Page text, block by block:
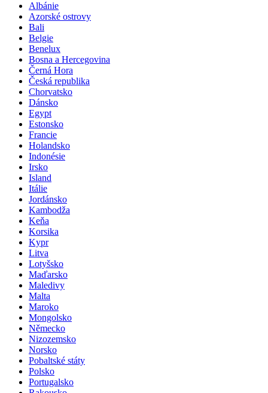
Albánie
Azorské ostrovy
Bali
Belgie
Benelux
Bosna a Hercegovina
Černá Hora
Česká republika
Chorvatsko
Dánsko
Egypt
Estonsko
Francie
Holandsko
Indonésie
Irsko
Island
Itálie
Jordánsko
Kambodža
Keňa
Korsika
Kypr
Litva
Lotyšsko
Maďarsko
Maledivy
Malta
Maroko
Mongolsko
Německo
Nizozemsko
Norsko
Pobaltské státy
Polsko
Portugalsko